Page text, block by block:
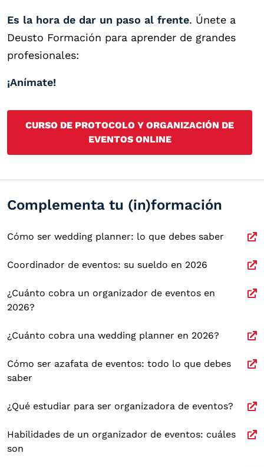
Es la hora de dar un paso al frente. Únete a
Deusto Formación para aprender de grandes
profesionales:
¡Anímate!
CURSO DE PROTOCOLO Y ORGANIZACIÓN DE
EVENTOS ONLINE
Complementa tu (in)formación
Cómo ser wedding planner: lo que debes saber
Coordinador de eventos: su sueldo en 2026
¿Cuánto cobra un organizador de eventos en
2026?
¿Cuánto cobra una wedding planner en 2026?
Cómo ser azafata de eventos: todo lo que debes
saber
¿Qué estudiar para ser organizadora de eventos?
Habilidades de un organizador de eventos: cuáles
son